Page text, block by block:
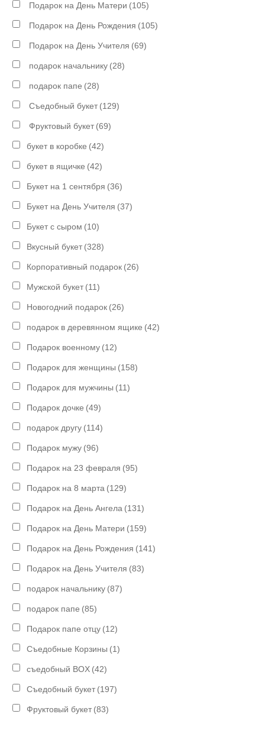
Подарок на День Матери (105)
Подарок на День Рождения (105)
Подарок на День Учителя (69)
подарок начальнику (28)
подарок папе (28)
Съедобный букет (129)
Фруктовый букет (69)
букет в коробке (42)
букет в ящичке (42)
Букет на 1 сентября (36)
Букет на День Учителя (37)
Букет с сыром (10)
Вкусный букет (328)
Корпоративный подарок (26)
Мужской букет (11)
Новогодний подарок (26)
подарок в деревянном ящике (42)
Подарок военному (12)
Подарок для женщины (158)
Подарок для мужчины (11)
Подарок дочке (49)
подарок другу (114)
Подарок мужу (96)
Подарок на 23 февраля (95)
Подарок на 8 марта (129)
Подарок на День Ангела (131)
Подарок на День Матери (159)
Подарок на День Рождения (141)
Подарок на День Учителя (83)
подарок начальнику (87)
подарок папе (85)
Подарок папе отцу (12)
Съедобные Корзины (1)
съедобный BOX (42)
Съедобный букет (197)
Фруктовый букет (83)